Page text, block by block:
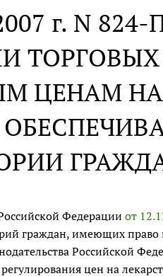
г. N 824-
ЦЕНАМ
Федерацииот
граждан, имеющих
Российской
цен на